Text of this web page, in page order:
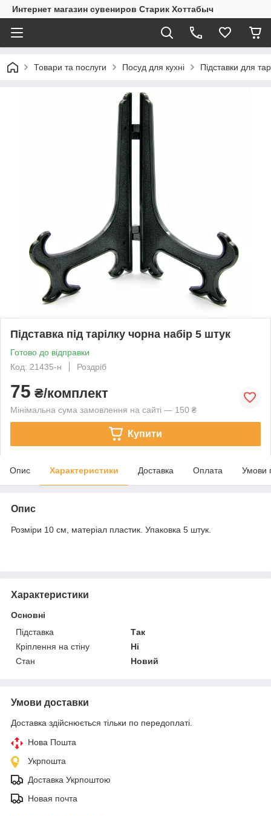
Интернет магазин сувениров Старик Хоттабыч
Товари та послуги Посуд для кухні Підставки для
Підставка під тарілку чорна набір 5 штук
Готово до відправки
Код: 21435-н
Роздріб
75 ₴/комплект
Мінімальна сума замовлення на сайті — 150 ₴
Купити
Опис Характеристики Доставка Оплата Умови
Опис
Розміри 10 см, матеріал пластик. Упаковка 5 штук.
Характеристики
Основні
Підставка
Так
Кріплення на стіну
Ні
Стан
Новий
Умови доставки
Доставка здійснюється тільки по передоплаті.
Нова Пошта
Укрпошта
Доставка Укрпоштою
Новая почта